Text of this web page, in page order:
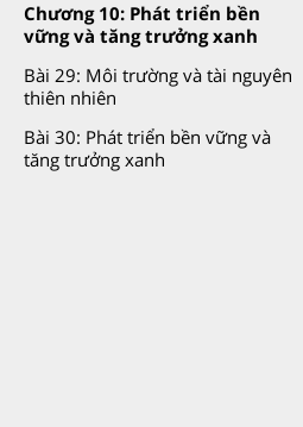
Chương 10: Phát triển bền
vững và tăng trưởng xanh
Bài 29: Môi trường và tài nguyên
thiên nhiên
Bài 30: Phát triển bền vững và
tăng trưởng xanh